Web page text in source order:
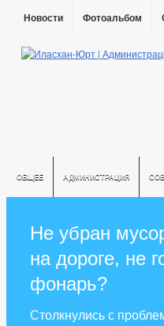
Новости Фотоальбом
ОБЩЕЕ АДМИНИСТРАЦИЯ
Не убран
на дороге, не
фонарь?
Столкнулись с